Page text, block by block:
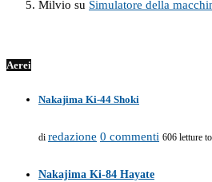
Milvio su Simulatore della
Aerei
Nakajima Ki-44 Shoki
di redazione 0 commenti 606 letture
Nakajima Ki-84 Hayate